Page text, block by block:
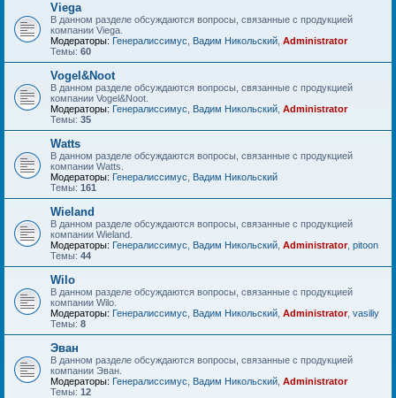
Viega
В данном разделе обсуждаются вопросы, связанные с продукцией
компании Viega.
Модераторы: Генералиссимус Вадим Никольский Administrator
Темы: 60
Vogel&Noot
В данном разделе обсуждаются вопросы, связанные с продукцией
компании Vogel&Noot.
Модераторы: Генералиссимус Вадим Никольский Administrator
Темы: 35
Watts
В данном разделе обсуждаются вопросы, связанные с продукцией
компании Watts.
Модераторы: Генералиссимус
Вадим Никольский
Темы: 161
Wieland
В данном разделе обсуждаются вопросы, связанные с продукцией
компании Wieland.
Модераторы: Генералиссимус Вадим Никольский Administrator, pitoon
Темы: 44
Wilo
В данном разделе обсуждаются вопросы, связанные с продукцией
компании Wilo.
Модераторы: Генералиссимус Вадим Никольский Administrator, vasiliy
Темы: 8
Эван
В данном разделе обсуждаются вопросы, связанные с продукцией
компании Эван.
Модераторы: Генералиссимус Вадим Никольский Administrator
Темы: 12